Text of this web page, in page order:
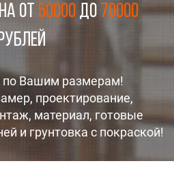
от 50000до 70000
по Вашим размерам!
проектирование,
материал, готовые
и грунтовка с покраской!